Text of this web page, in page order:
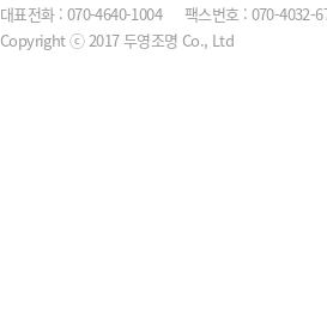
대표전화 : 070-4640-1004
팩스번호 : 070-4032-
Copyright ⓒ 2017 두영조명 Co., Ltd